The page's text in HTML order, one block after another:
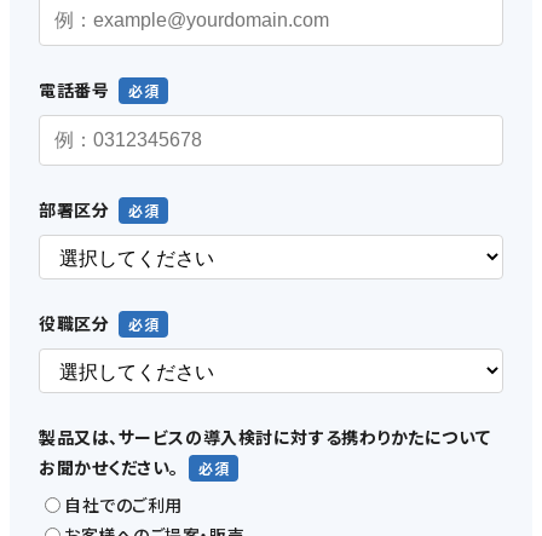
電話番号
部署区分
役職区分
製品又は、サービスの導入検討に対する携わりかたについて
お聞かせください。
自社でのご利用